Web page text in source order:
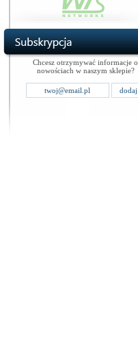
Chcesz otrzymywać informacje o
nowościach w naszym sklepie?